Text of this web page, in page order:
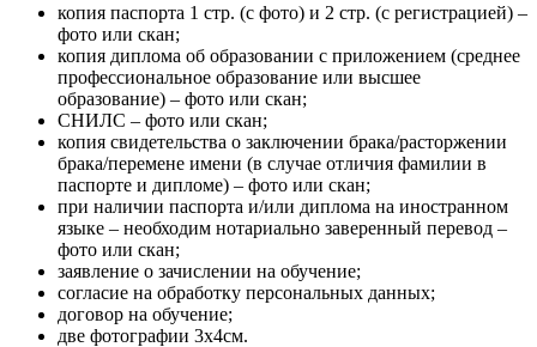
копия паспорта 1 стр. (с фото) и 2 стр. (с регистрацией) –
фото или скан;
копия диплома об образовании с приложением (среднее
профессиональное образование или высшее
образование) – фото или скан;
СНИЛС – фото или скан;
копия свидетельства о заключении брака/расторжении
брака/перемене имени (в случае отличия фамилии в
паспорте и дипломе) – фото или скан;
при наличии паспорта и/или диплома на иностранном
языке – необходим нотариально заверенный перевод –
фото или скан;
заявление о зачислении на обучение;
согласие на обработку персональных данных;
договор на обучение;
две фотографии 3х4см.